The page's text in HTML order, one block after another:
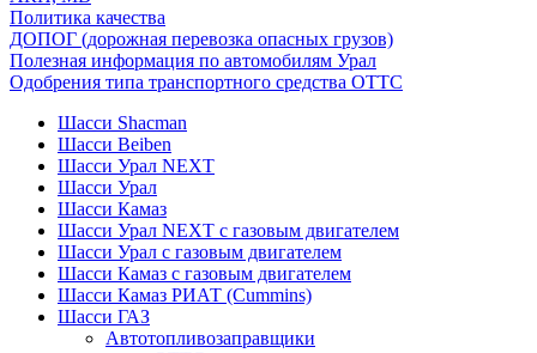
Политика качества
ДОПОГ (дорожная перевозка опасных грузов)
Полезная информация по автомобилям Урал
Одобрения типа транспортного средства ОТТС
Шасси Shacman
Шасси Beiben
Шасси Урал NEXT
Шасси Урал
Шасси Камаз
Шасси Урал NEXT с газовым двигателем
Шасси Урал с газовым двигателем
Шасси Камаз с газовым двигателем
Шасси Камаз РИАТ (Cummins)
Шасси ГАЗ
Автотопливозаправщики